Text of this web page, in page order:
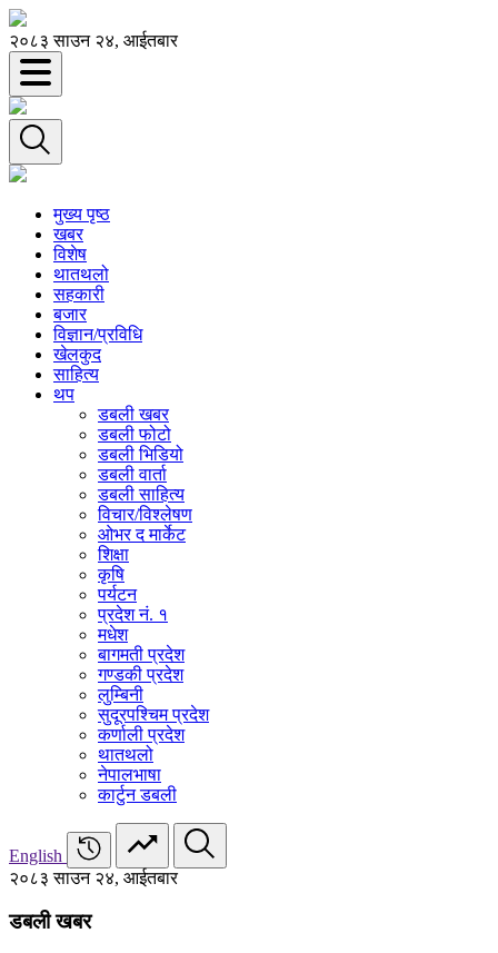
२०८३ साउन २४, आईतबार
मुख्य पृष्ठ
खबर
विशेष
थातथलो
सहकारी
बजार
विज्ञान/प्रविधि
खेलकुद
साहित्य
थप
डबली खबर
डबली फोटो
डबली भिडियो
डबली वार्ता
डबली साहित्य
विचार/विश्‍लेषण
ओभर द मार्केट
शिक्षा
कृषि
पर्यटन
प्रदेश नं. १
मधेश
बागमती प्रदेश
गण्डकी प्रदेश
लुम्बिनी
सुदूरपश्चिम प्रदेश
कर्णाली प्रदेश
थातथलो
नेपालभाषा
कार्टुन डबली
English
२०८३ साउन २४, आईतबार
डबली खबर